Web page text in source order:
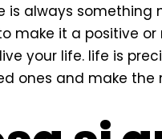
is always something
make it a positive
your life. life is
ones and make the